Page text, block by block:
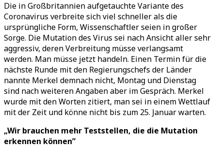
Die in Großbritannien aufgetauchte Variante des
Coronavirus verbreite sich viel schneller als die
ursprüngliche Form, Wissenschaftler seien in großer
Sorge. Die Mutation des Virus sei nach Ansicht aller sehr
aggressiv, deren Verbreitung müsse verlangsamt
werden. Man müsse jetzt handeln. Einen Termin für die
nächste Runde mit den Regierungschefs der Länder
nannte Merkel demnach nicht, Montag und Dienstag
sind nach weiteren Angaben aber im Gespräch. Merkel
wurde mit den Worten zitiert, man sei in einem Wettlauf
mit der Zeit und könne nicht bis zum 25. Januar warten.
„Wir brauchen mehr Teststellen, die die Mutation
erkennen können”